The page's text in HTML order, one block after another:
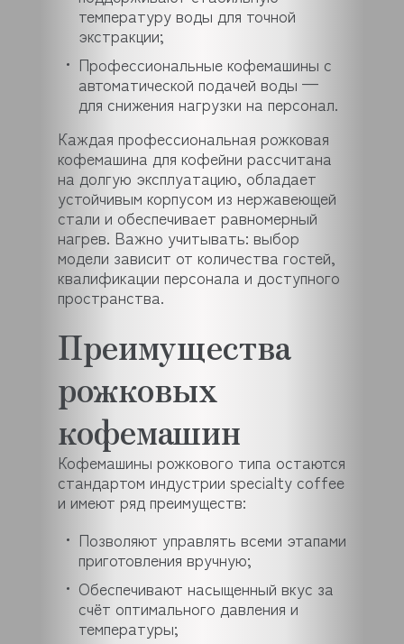
температуру воды для точной
экстракции;
Профессиональные кофемашины с
автоматической подачей воды —
для снижения нагрузки на персонал.
Каждая профессиональная рожковая
кофемашина для кофейни рассчитана
на долгую эксплуатацию, обладает
устойчивым корпусом из нержавеющей
стали и обеспечивает равномерный
нагрев. Важно учитывать: выбор
модели зависит от количества гостей,
квалификации персонала и доступного
пространства.
Преимущества
рожковых
кофемашин
Кофемашины рожкового типа остаются
стандартом индустрии specialty coffee
и имеют ряд преимуществ:
Позволяют управлять всеми этапами
приготовления вручную;
Обеспечивают насыщенный вкус за
счёт оптимального давления и
температуры;